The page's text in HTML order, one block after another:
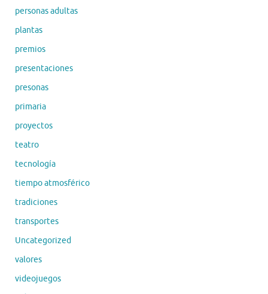
personas adultas
plantas
premios
presentaciones
presonas
primaria
proyectos
teatro
tecnología
tiempo atmosférico
tradiciones
transportes
Uncategorized
valores
videojuegos